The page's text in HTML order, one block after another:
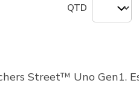
QTD
Street™ Uno Gen1.